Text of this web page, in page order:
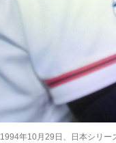
1994年10月29日、日本シリ